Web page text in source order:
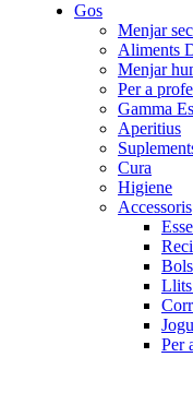
Gos
Menjar
Aliments
Menjar
Per a
Gamma
Aperitius
Cura
Higiene
Accessoris
Bols
Llits
Per